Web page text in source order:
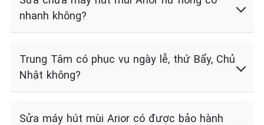
nhanh không?
Trung Tâm có phục vụ ngày lễ, thứ Bẩy, Chủ
Nhật không?
Sửa máy hút mùi Arior có được bảo hành